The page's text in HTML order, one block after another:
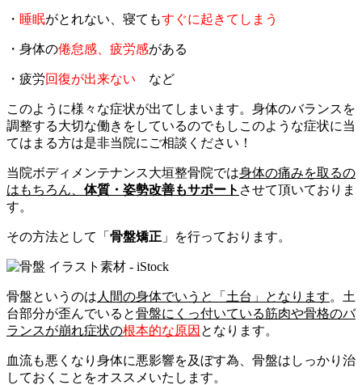
・ 睡眠がとれない、寝てもすぐに起きてしまう
・身体の倦怠感、疲労感がある
・疲労回復が出来ない など
このように様々な症状が出てしまいます。身体のバランスを
調整する大切な働きをしているのでもしこのような症状に当
てはまる方は是非当院にご相談ください！
当院ボディメンテナンス大垣整骨院では身体の痛みを取るの
はもちろん、 体質・姿勢改善もサポート させて頂いておりま
す。
その方法として「 骨盤矯正 」を行っております。
骨盤というのは 人間の身体でいうと「土台」となります。土
台部分が歪んでいると骨盤にくっ付いている筋肉や骨格のバ
ランスが崩れ症状の根本的な原因 となります。
血流も悪くなり身体に悪影響を及ぼす為、骨盤はしっかり治
しておくことをオススメいたします。